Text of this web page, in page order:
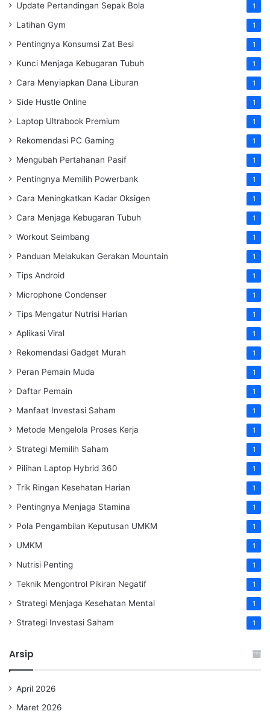
Update Pertandingan Sepak Bola 1
Latihan Gym 1
Pentingnya Konsumsi Zat Besi 1
Kunci Menjaga Kebugaran Tubuh 1
Cara Menyiapkan Dana Liburan 1
Side Hustle Online 1
Laptop Ultrabook Premium 1
Rekomendasi PC Gaming 1
Mengubah Pertahanan Pasif 1
Pentingnya Memilih Powerbank 1
Cara Meningkatkan Kadar Oksigen 1
Cara Menjaga Kebugaran Tubuh 1
Workout Seimbang 1
Panduan Melakukan Gerakan Mountain 1
Tips Android 1
Microphone Condenser 1
Tips Mengatur Nutrisi Harian 1
Aplikasi Viral 1
Rekomendasi Gadget Murah 1
Peran Pemain Muda 1
Daftar Pemain 1
Manfaat Investasi Saham 1
Metode Mengelola Proses Kerja 1
Strategi Memilih Saham 1
Pilihan Laptop Hybrid 360 1
Trik Ringan Kesehatan Harian 1
Pentingnya Menjaga Stamina 1
Pola Pengambilan Keputusan UMKM 1
UMKM 1
Nutrisi Penting 1
Teknik Mengontrol Pikiran Negatif 1
Strategi Menjaga Kesehatan Mental 1
Strategi Investasi Saham 1
Arsip
April 2026
Maret 2026